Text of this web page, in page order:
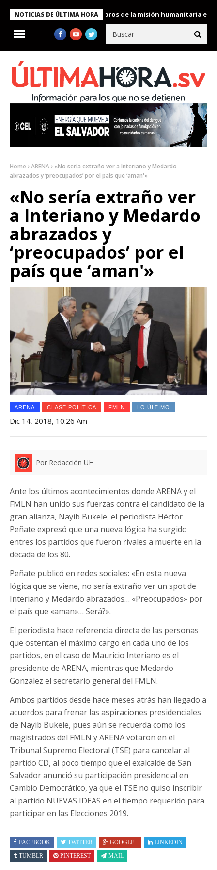
NOTICIAS DE ÚLTIMA HORA
Bukele condecora a miembros de la misión humanitaria enviada
Home ARENA
«No sería extraño ver a Interiano y Medardo
abrazados y ‘preocupados’ por el país que ‘aman'»
«No sería extraño ver
a Interiano y Medardo
abrazados y
‘preocupados’ por el
país que ‘aman'»
ARENA CLASE POLÍTICA FMLN LO ÚLTIMO
Dic 14, 2018, 10:26 Am
Por Redacción UH
Ante los últimos acontecimientos donde ARENA y el
FMLN han unido sus fuerzas contra el candidato de la
gran alianza, Nayib Bukele, el periodista Héctor
Peñate expresó que una nueva lógica ha surgido
entres los partidos que fueron rivales a muerte en la
década de los 80.
Peñate publicó en redes sociales: «En esta nueva
lógica que se viene, no sería extraño ver un spot de
Interiano y Medardo abrazados… «Preocupados» por
el país que «aman»… Será?».
El periodista hace referencia directa de las personas
que ostentan el máximo cargo en cada uno de los
partidos, en el caso de Mauricio Interiano es el
presidente de ARENA, mientras que Medardo
González el secretario general del FMLN.
Ambos partidos desde hace meses atrás han llegado a
acuerdos para frenar las aspiraciones presidenciales
de Nayib Bukele, pues aún se recuerda como los
magistrados del FMLN y ARENA votaron en el
Tribunal Supremo Electoral (TSE) para cancelar al
partido CD, al poco tiempo que el exalcalde de San
Salvador anunció su participación presidencial en
Cambio Democrático, ya que el TSE no quiso inscribir
al partido NUEVAS IDEAS en el tiempo requerido para
participar en las Elecciones 2019.
FACEBOOK TWITTER GOOGLE+
LINKEDIN
TUMBLR
PINTEREST MAIL